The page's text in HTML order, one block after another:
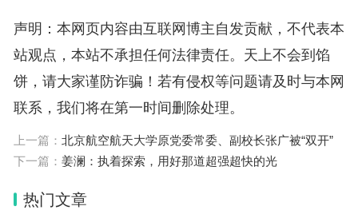
他们也表示，此类滑坡-泥流的形成条件、成因机
理、液化判据、监测预警以及风险防控还需进一步深
入研究。
相关论文信息：https://doi.org/10.13203/J.whugis20
声明：本网页内容由互联网博主自发贡献，不代表本
站观点，本站不承担任何法律责任。天上不会到馅
饼，请大家谨防诈骗！若有侵权等问题请及时与本网
联系，我们将在第一时间删除处理。
上一篇： 北京航空航天大学原党委常委、副校长张广被“双开”
下一篇： 姜澜：执着探索，用好那道超强超快的光
热门文章